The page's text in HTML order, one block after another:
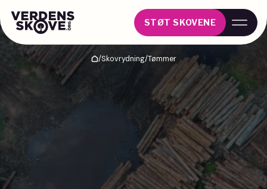
STØT SKOVENE
Hjem/Skovrydning/Tømmer